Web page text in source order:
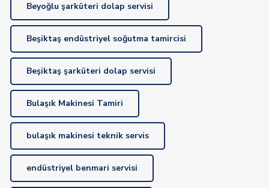
Beyoğlu şarküteri dolap servisi
Beşiktaş endüstriyel soğutma tamircisi
Beşiktaş şarküteri dolap servisi
Bulaşık Makinesi Tamiri
bulaşık makinesi teknik servis
endüstriyel benmari servisi